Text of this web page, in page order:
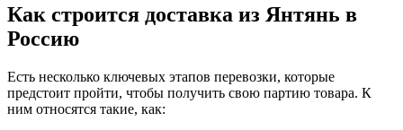
Как строится доставка из Янтянь в
Россию
Есть несколько ключевых этапов перевозки, которые
предстоит пройти, чтобы получить свою партию товара. К
ним относятся такие, как: